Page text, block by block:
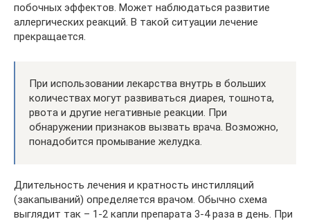
побочных эффектов. Может наблюдаться развитие
аллергических реакций. В такой ситуации лечение
прекращается.
При использовании лекарства внутрь в больших
количествах могут развиваться диарея, тошнота,
рвота и другие негативные реакции. При
обнаружении признаков вызвать врача. Возможно,
понадобится промывание желудка.
Длительность лечения и кратность инстилляций
(закапываний) определяется врачом. Обычно схема
выглядит так – 1-2 капли препарата 3-4 раза в день. При